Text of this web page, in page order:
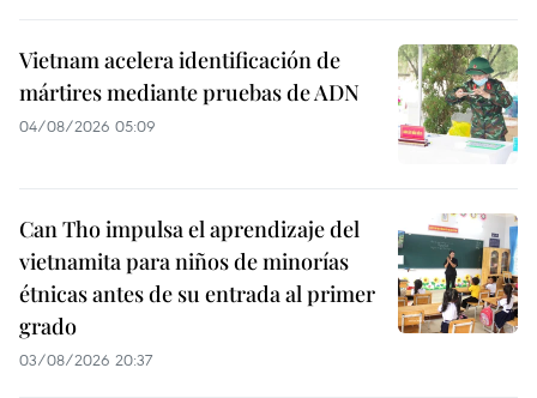
Vietnam acelera identificación de
mártires mediante pruebas de ADN
04/08/2026 05:09
Can Tho impulsa el aprendizaje del
vietnamita para niños de minorías
étnicas antes de su entrada al primer
grado
03/08/2026 20:37